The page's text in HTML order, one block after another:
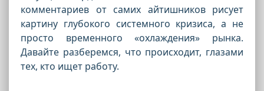
комментариев от самих айтишников рисует
картину глубокого системного кризиса, а не
просто временного «охлаждения» рынка.
Давайте разберемся, что происходит, глазами
тех, кто ищет работу.